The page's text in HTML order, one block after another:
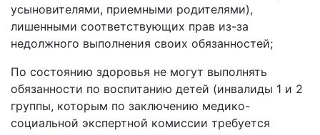
усыновителями, приемными родителями),
лишенными соответствующих прав из-за
недолжного выполнения своих обязанностей;
По состоянию здоровья не могут выполнять
обязанности по воспитанию детей (инвалиды 1 и 2
группы, которым по заключению медико-
социальной экспертной комиссии требуется